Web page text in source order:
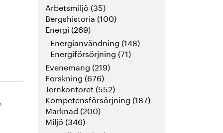
Arbetsmiljö (35)
Bergshistoria (100)
Energi (269)
Energianvändning (148)
Energiförsörjning (71)
Evenemang (219)
Forskning (676)
Jernkontoret (552)
Kompetensförsörjning (187)
Marknad (200)
Miljö (346)